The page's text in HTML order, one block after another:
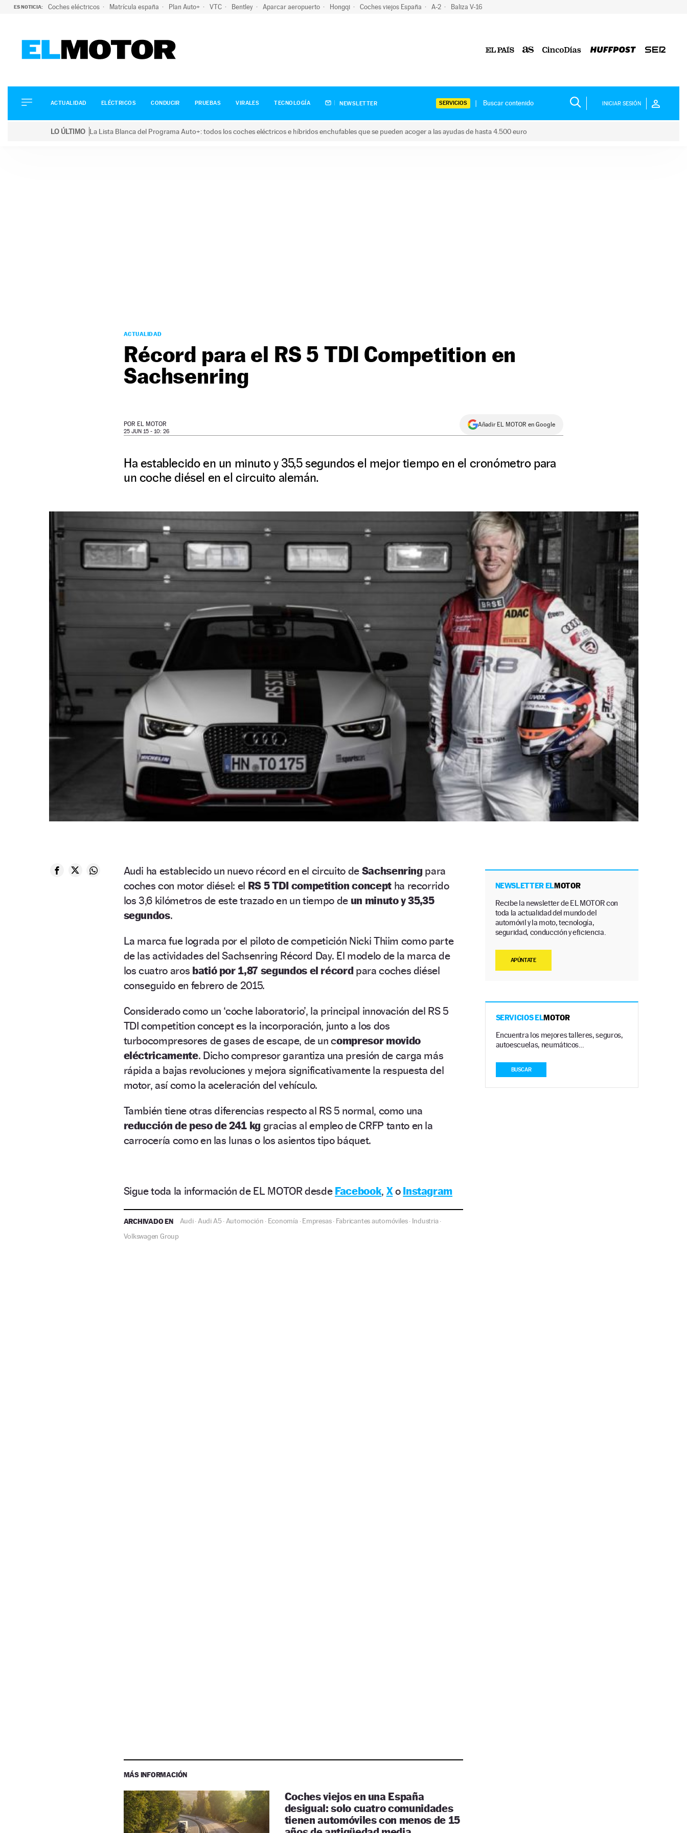
ES NOTICIA: Coches eléctricos Matrícula españa Plan Auto+ VTC Bentley Aparcar aeropuerto Hongqi Coches viejos España A-2 Baliza V-16
ELÉCTRICOS
CONDUCIR
ACTUALIDAD ELÉCTRICOS CONDUCIR PRUEBAS VIRALES TECNOLOGÍA NEWSLETTER SERVICIOS INICIAR SESIÓN
LO ÚLTIMO La Lista Blanca del Programa Auto+: todos los coches eléctricos e híbridos enchufables que se pueden acoger a las ayudas de hasta 4.500 euro
ACTUALIDAD
Récord para el RS 5 TDI Competition en
Sachsenring
POR EL MOTOR
25 JUN 15 - 10: 26
Añadir EL MOTOR en Google
Ha establecido en un minuto y 35,5 segundos el mejor tiempo en el cronómetro para
un coche diésel en el circuito alemán.
Audi ha establecido un nuevo récord en el circuito de Sachsenringpara
coches con motor diésel: el RS 5 TDI competition conceptha recorrido
los 3,6 kilómetros de este trazado en un tiempo de un minuto y 35,35
segundos.
La marca fue lograda por el piloto de competición Nicki Thiim como parte
de las actividades del Sachsenring Récord Day. El modelo de la marca de
los cuatro aros batió por 1,87 segundos el récordpara coches diésel
conseguido en febrero de 2015.
Considerado como un ‘coche laboratorio’, la principal innovación del RS 5
TDI competition concept es la incorporación, junto a los dos
turbocompresores de gases de escape, de un compresor movido
eléctricamente. Dicho compresor garantiza una presión de carga más
rápida a bajas revoluciones y mejora significativamente la respuesta del
motor, así como la aceleración del vehículo.
También tiene otras diferencias respecto al RS 5 normal, como una
reducción de peso de 241 kg gracias al empleo de CRFP tanto en la
carrocería como en las lunas o los asientos tipo báquet.
Sigue toda la información de EL MOTOR desde Facebook, Xo Instagram
ARCHIVADO EN Audi· Audi A5· Automoción · Economía·Empresas· Fabricantes automóviles· Industria·
Volkswagen Group
MÁS INFORMACIÓN
Coches viejos en una España
desigual: solo cuatro comunidades
tienen automóviles con menos de 15
NEWSLETTER ELMOTOR
Recibe la newsletter de EL MOTOR con
toda la actualidad del mundo del
automóvil y la moto, tecnología,
seguridad, conducción y eficiencia.
APÚNTATE
SERVICIOS ELMOTOR
Encuentra los mejores talleres, seguros,
autoescuelas, neumáticos…
BUSCAR